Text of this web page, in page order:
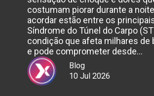
costumam piorar durante a
acordar estão entre os
Síndrome do Túnel do Carpo
condição que afeta milhares de
e pode comprometer desde…
Blog
10 Jul 2026